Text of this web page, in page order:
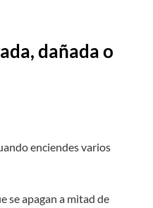
dañada o
enciendes varios
se apagan a mitad de